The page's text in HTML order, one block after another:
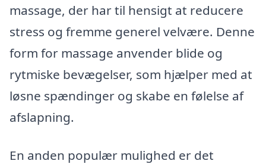
massage, der har til hensigt at reducere
stress og fremme generel velvære. Denne
form for massage anvender blide og
rytmiske bevægelser, som hjælper med at
løsne spændinger og skabe en følelse af
afslapning.
En anden populær mulighed er det